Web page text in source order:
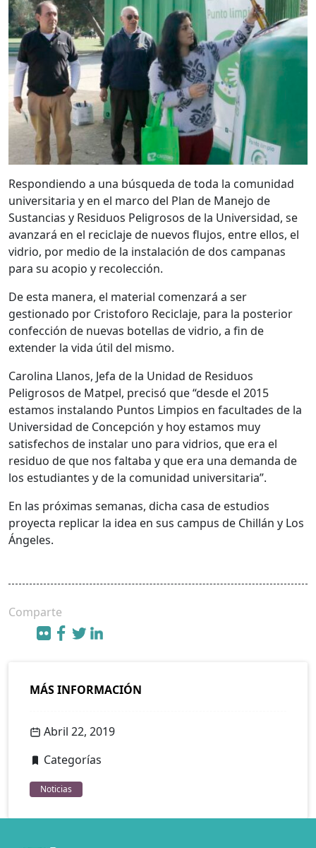
Respondiendo a una búsqueda de toda la comunidad
universitaria y en el marco del Plan de Manejo de
Sustancias y Residuos Peligrosos de la Universidad, se
avanzará en el reciclaje de nuevos flujos, entre ellos, el
vidrio, por medio de la instalación de dos campanas
para su acopio y recolección.
De esta manera, el material comenzará a ser
gestionado por Cristoforo Reciclaje, para la posterior
confección de nuevas botellas de vidrio, a fin de
extender la vida útil del mismo.
Carolina Llanos, Jefa de la Unidad de Residuos
Peligrosos de Matpel, precisó que “desde el 2015
estamos instalando Puntos Limpios en facultades de la
Universidad de Concepción y hoy estamos muy
satisfechos de instalar uno para vidrios, que era el
residuo de que nos faltaba y que era una demanda de
los estudiantes y de la comunidad universitaria”.
En las próximas semanas, dicha casa de estudios
proyecta replicar la idea en sus campus de Chillán y Los
Ángeles.
Comparte
MÁS INFORMACIÓN
Abril 22, 2019
Categorías
Noticias